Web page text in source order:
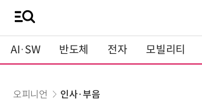
AI·SW 반도체 전자 모빌리티
오피니언 인사·부음